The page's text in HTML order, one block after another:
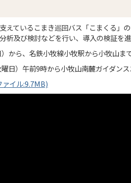
えているこまき巡回バス「こまくる」
析及び検討などを行い、導入の検証を進
から、名鉄小牧線小牧駅から小牧山ま
日）午前9時から小牧山南麓ガイダン
イル:9.7MB)